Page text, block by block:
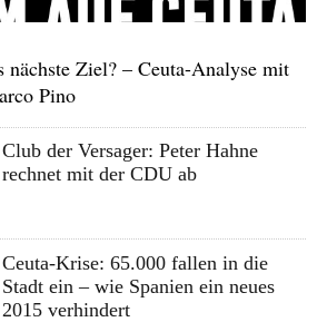
nächste Ziel? – Ceuta-Analyse mit
Pino
Club der Versager: Peter Hahne
rechnet mit der CDU ab
Ceuta-Krise: 65.000 fallen in die
Stadt ein – wie Spanien ein neues
2015 verhindert